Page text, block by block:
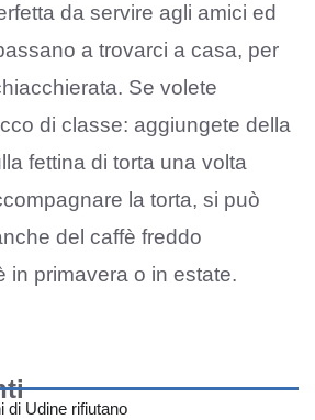
da servire agli amici ed
a trovarci a casa, per
Se volete
di classe: aggiungete della
fettina di torta una volta
la torta, si può
del caffè freddo
in primavera o in estate.
di Udine rifiutano